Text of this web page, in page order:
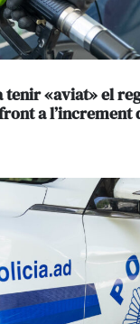
tenir «aviat» el
a l’increment